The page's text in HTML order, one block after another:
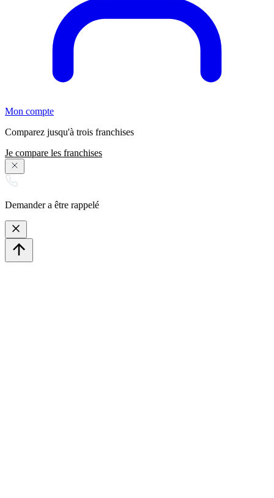
Mon compte
Comparez jusqu'à trois franchises
Je compare les franchises
Demander a être rappelé